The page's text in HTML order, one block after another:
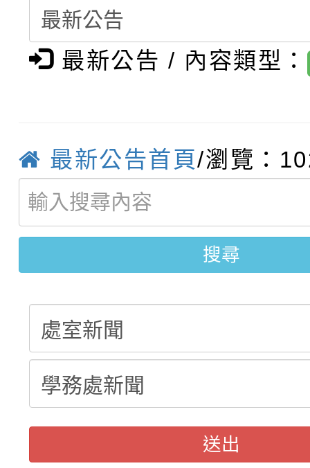
結果(第12招)
賽及師生本土語及新住
賽實施要點
轉知：「桃園市115學
比賽實施要點」
轉知：「115年金融知
畫影片一案
劇比賽實施要點」及修
表
轉知：桃園市115年度
敬師藝文競賽』實施計
【甄選結果(第11招)】
學年度第1學期第7次代
【甄選結果(第3招)】
結果(第3招)
最新公告 / 內容類型：
最新公告首頁/瀏覽：
搜尋
送出